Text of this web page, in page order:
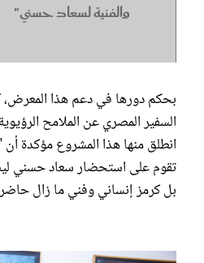
والفنية لسعاد حسني"
بحكم دورها في دعم هذا
السفير المصري عن الملامح
انطلق منها هذا المشروع مؤكدة
تقوم على استحضار سعاد حسني
بل كرمز إنساني وفني ما زال